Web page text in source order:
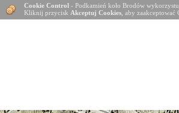
Cookie Control - Podkamień koło Brodów
Kliknij przycisk Akceptuj Cookies , aby zaakceptować